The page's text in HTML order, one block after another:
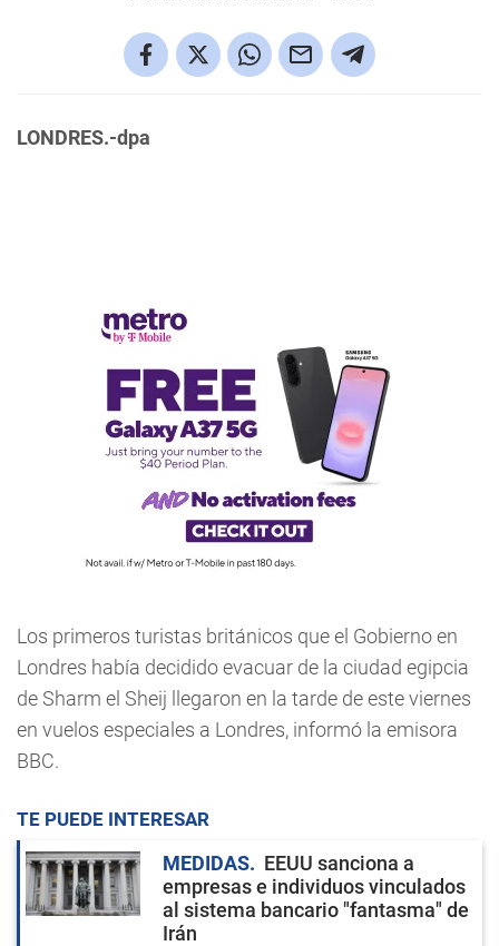
LONDRES.-dpa
Los primeros turistas británicos que el Gobierno en
Londres había decidido evacuar de la ciudad egipcia
de Sharm el Sheij llegaron en la tarde de este viernes
en vuelos especiales a Londres, informó la emisora
BBC.
TE PUEDE INTERESAR
MEDIDAS
EEUU sanciona a
empresas e individuos vinculados
al sistema bancario "fantasma" de
Irán